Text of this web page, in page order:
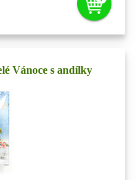
Vánoce s andílky